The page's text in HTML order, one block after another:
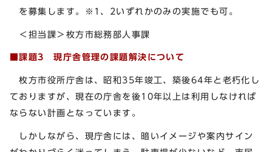
を募集します。※1、2いずれかのみの実施でも可。
＜担当課＞枚方市総務部人事課
■課題3現庁舎管理の課題解決について
枚方市役所庁舎は、昭和35年竣工、築後64年と老朽化し
ておりますが、現在の庁舎を後10年以上は利用しなければ
ならない計画となっています。
しかしながら、現庁舎には、暗いイメージや案内サイン